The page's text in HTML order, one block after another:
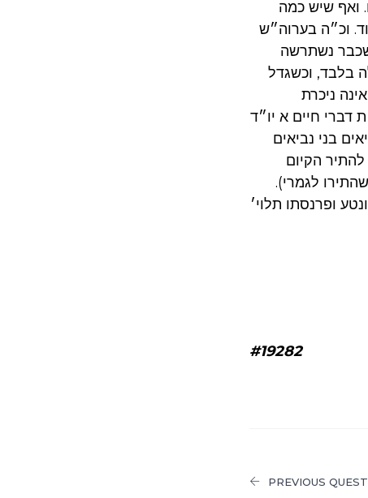
ואף שיש כמה
וכ״ה בערוה״ש
נשתרשה
בלבד, וכשגדל
ניכרת
דברי חיים א יו״ד
בני נביאים
הקיום
לגמרי).
ופרנסתו תלוי׳
#19282
PREVIOUS